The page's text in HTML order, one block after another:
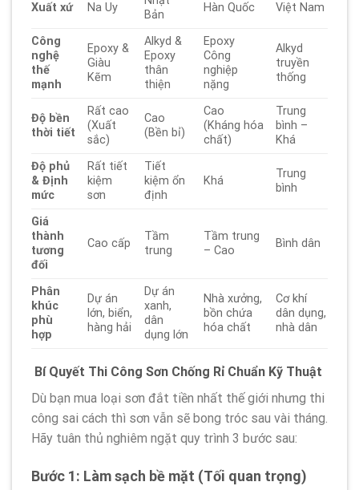
Xuất xứ Na Uy
Bản
Hàn Quốc Việt Nam
Công
nghệ
thế
mạnh
Epoxy &
Giàu
Kẽm
Alkyd &
Epoxy
thân
thiện
Epoxy
Công
nghiệp
nặng
Alkyd
truyền
thống
Độ bền
thời tiết
Rất cao
(Xuất
sắc)
Cao
(Bền bỉ)
Cao
(Kháng hóa
chất)
Trung
bình –
Khá
Độ phủ
& Định
mức
Rất tiết
kiệm
sơn
Tiết
kiệm ổn
định
Khá
Trung
bình
Giá
thành
tương
đối
Cao cấp
Tầm
trung
Tầm trung
– Cao
Bình dân
Phân
khúc
phù
hợp
Dự án
lớn, biển,
hàng hải
Dự án
xanh,
dân
dụng lớn
Nhà xưởng,
bồn chứa
hóa chất
Cơ khí
dân dụng,
nhà dân
Bí Quyết Thi Công Sơn Chống Rỉ Chuẩn Kỹ Thuật
Dù bạn mua loại sơn đắt tiền nhất thế giới nhưng thi
công sai cách thì sơn vẫn sẽ bong tróc sau vài tháng.
Hãy tuân thủ nghiêm ngặt quy trình 3 bước sau:
Bước 1: Làm sạch bề mặt (Tối quan trọng)